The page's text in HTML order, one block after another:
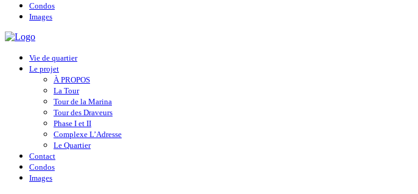
Condos
Images
Vie de quartier
Le projet
À PROPOS
La Tour
Tour de la Marina
Tour des Draveurs
Phase I et II
Complexe L’Adresse
Le Quartier
Contact
Condos
Images